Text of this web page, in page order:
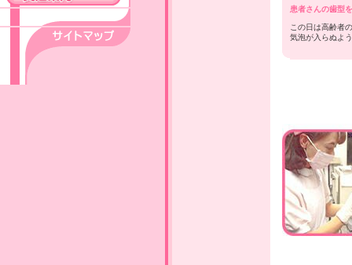
患者さんの歯型
この日は高齢者
気泡が入らぬよ